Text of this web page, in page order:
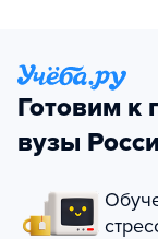
Готовим к
вузы